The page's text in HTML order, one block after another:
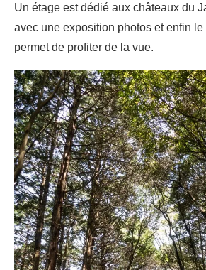
Un étage est dédié aux châteaux du
avec une exposition photos et enfin
permet de profiter de la vue.